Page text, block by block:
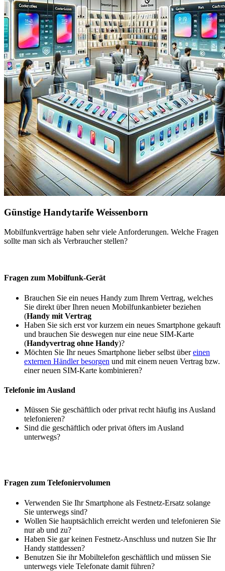
Günstige Handytarife Weissenborn
Mobilfunkverträge haben sehr viele Anforderungen. Welche Fragen
sollte man sich als Verbraucher stellen?
Fragen zum Mobilfunk-Gerät
Brauchen Sie ein neues Handy zum Ihrem Vertrag, welches
Sie direkt über Ihren neuen Mobilfunkanbieter beziehen
(Handy mit Vertrag
Haben Sie sich erst vor kurzem ein neues Smartphone gekauft
und brauchen Sie deswegen nur eine neue SIM-Karte
(Handyvertrag ohne Handy)?
Möchten Sie Ihr neues Smartphone lieber selbst übereinen
externen Händler besorgen und mit einem neuen Vertrag bzw.
einer neuen SIM-Karte kombinieren?
Telefonie im Ausland
Müssen Sie geschäftlich oder privat recht häufig ins Ausland
telefonieren?
Sind die geschäftlich oder privat öfters im Ausland
unterwegs?
Fragen zum Telefoniervolumen
Verwenden Sie Ihr Smartphone als Festnetz-Ersatz solange
Sie unterwegs sind?
Wollen Sie hauptsächlich erreicht werden und telefonieren Sie
nur ab und zu?
Haben Sie gar keinen Festnetz-Anschluss und nutzen Sie Ihr
Handy stattdessen?
Benutzen Sie ihr Mobiltelefon geschäftlich und müssen Sie
unterwegs viele Telefonate damit führen?